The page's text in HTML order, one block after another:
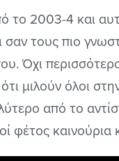
το 2003-4 και
σαν τους πιο
Όχι
μιλούν όλοι
από το
φέτος καινούρια